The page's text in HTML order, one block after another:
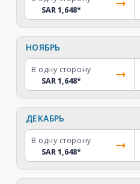
SAR 1,648*
НОЯБРЬ
В одну сторону
SAR 1,648*
ДЕКАБРЬ
В одну сторону
SAR 1,648*